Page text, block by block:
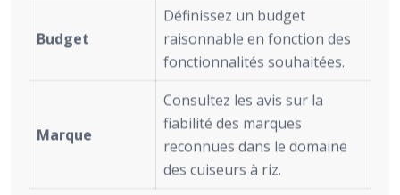
Budget
Définissez un budget
raisonnable en fonction des
fonctionnalités souhaitées.
Marque
Consultez les avis sur la
fiabilité des marques
reconnues dans le domaine
des cuiseurs à riz.